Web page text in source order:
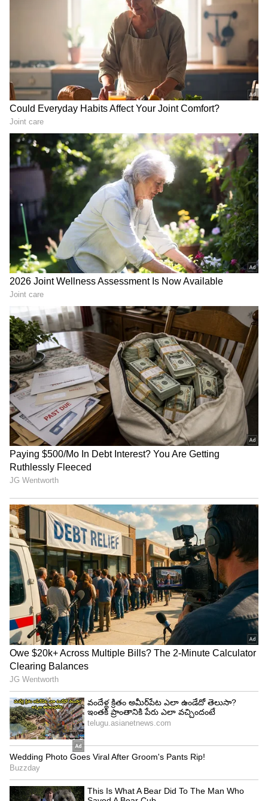
నితీష్ కుమార్ సారథ్యంలోని జేడీయు తన మద్ధతును
ఉపసంహరించుకుంటే మహాఘట్‌బంధన్ ప్రభుత్వానికి
అసెంబ్లీలో మెజారిటీకి 8 మంది ఎమ్మెల్యేలు తక్కువ
అవుతారు. దీంతో కూటమి మనుగడ కష్టమే. అయితే నితీష్
మరో ఎత్తువేసి బీజేపీ నేతృత్వంలోని నేషనల్ డెమొక్రాటిక్
అలయన్స్ (ఎన్డీయే)లో చేరవచ్చనే సంకేతాలు బలంగా
వినిపిస్తున్నాయి. అయితే మీడియాలో వస్తున్న కథనాలను
బట్టి.. బీహార్ ముఖ్యమంత్రిగా నితీష్ కుమార్ మరోసారి
ప్రమాణం చేయనున్నారు.
ఆదివారం పాట్నాలో సీఎం ప్రమాణ స్వీకార కార్యక్రమం
జరిగే అవకాశాలు కనిపిస్తున్నాయి. ఎన్డీయే కూటమిలో తిరిగి
చేరుతున్న ఆయన .. స్పీకర్ పోస్ట్‌తో పాటు రెండు డిప్యూటీ
సీఎం పదవులను బీజేపీకి ఇచ్చేందుకు గ్రీన్‌సిగ్నల్
ఇచ్చినట్లుగా మీడియాలో కథనాలు వస్తున్నాయి. ఆదివారం
జేడీఎల్పీ సమావేశం తర్వాత గవర్నర్‌ను కలిసి రాజీనామా
PM Modi: కేవ‌లం ప్ర‌శ్నించ‌డ‌మే
కాదు.. దేశ యువ‌త‌కు ప్ర‌ధాని
మోదీ సూచన
గుజరాత్‌లో వింత ఘటన అలల్లా
ఎగసి పడుతున్న బావి నీళ్లు |
Virparada village | Gujarat
mysterious well
LATEST VIDEOS
చీరను నేసిన సీఎం చంద్రబాబు | CM
Chandrababu Chirala tour | Asianet
Telugu
బంగాళాఖాతంలో అల్పపీడనం...ఇక ఏపీలో
దంచుడే | Asianet News Telugu